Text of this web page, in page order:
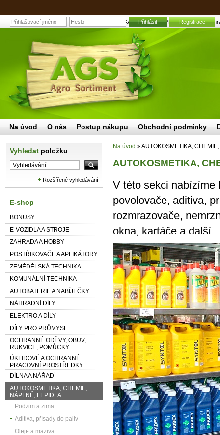
AUTOKOSMETIKA, CHEMIE, NÁPLNĚ, LEPIDLA |
Přihlásit Registrace
Vyhledat položku
Rozšířené vyhledávání
E-shop
BONUSY
E-VOZIDLA A STROJE
ZAHRADA A HOBBY
POSTŘIKOVAČE A APLIKÁTORY
ZEMĚDĚLSKÁ TECHNIKA
KOMUNÁLNÍ TECHNIKA
AUTOBATERIE A NABÍJEČKY
NÁHRADNÍ DÍLY
ELEKTRO A DÍLY
DÍLY PRO PRŮMYSL
OCHRANNÉ ODĚVY, OBUV,
RUKVICE, POMŮCKY
ÚKLIDOVÉ A OCHRANNÉ
PRACOVNÍ PROSTŘEDKY
DÍLNA A NÁŘADÍ
AUTOKOSMETIKA, CHEMIE,
NÁPLNĚ, LEPIDLA
Podzim a zima
Aditiva, přísady do paliv
Oleje a maziva
Na úvod »AUTOKOSMETIKA,
AUTOKOSMETIKA,
V této sekci nabízíme
povolovače, aditiva,
rozmrazovače,
okna, kartáče a další.
Na úvod O nás Postup nákupu Obchodní podmínky